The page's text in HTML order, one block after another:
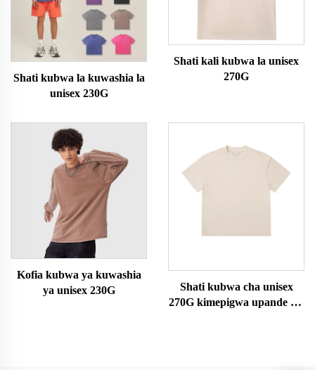
Shati kubwa la kuwashia la
unisex 230G
Shati kali kubwa la unisex
270G
Kofia kubwa ya kuwashia
ya unisex 230G
Shati kubwa cha unisex
270G kimepigwa upande wa